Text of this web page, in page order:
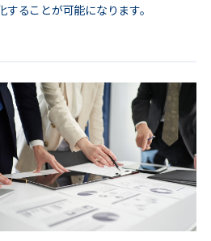
ることが可能になります。